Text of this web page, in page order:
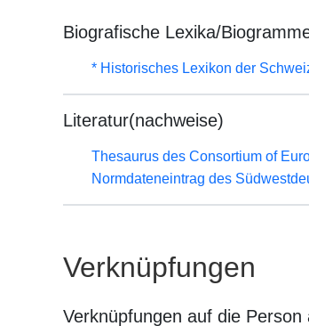
Biografische Lexika/
* Historisches Lexikon der
Literatur(nachweise)
Thesaurus des Consortium of
Normdateneintrag des
Verknüpfungen
Verknüpfungen auf die Person